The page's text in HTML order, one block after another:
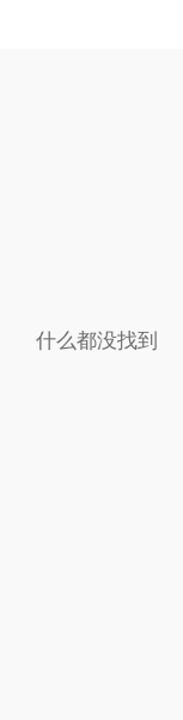
什么都没找到